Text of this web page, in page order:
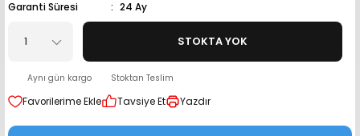
Takımları
Hoparlör Takımları
Garanti Süresi
24 Ay
STOKTA YOK
Aynı gün kargo Stoktan Teslim
Tavsiye Et Yazdır